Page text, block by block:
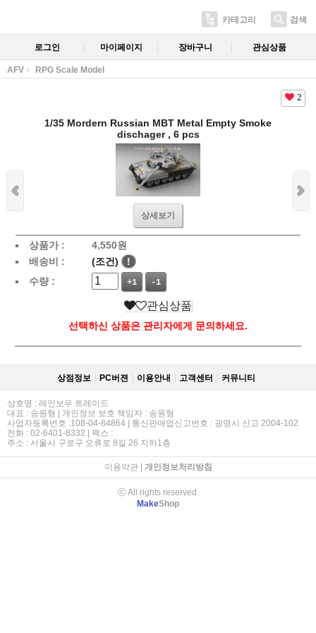
카테고리 검색
로그인 마이페이지 장바구니 관심상품
AFV RPG Scale Model
2
1/35 Mordern Russian MBT Metal Empty Smoke
dischager , 6 pcs
상세보기
상품가 : 4,550원
배송비 :
(조건)
!
수량 :
+1 -1
관심상품
선택하신 상품은 관리자에게 문의하세요.
상점정보 PC버젼 이용안내 고객센터 커뮤니티
상호명 : 레인보우 트레이드
대표 : 송원형 | 개인정보 보호 책임자 : 송원형
사업자등록번호 :108-04-84864 | 통신판매업신고번호 : 광명시 신고 2004-102
전화 : 02-6401-8332 | 팩스 :
주소 : 서울시 구로구 오류로 8길 26 지하1층
이용약관| 개인정보처리방침
ⓒ All rights reserved.
MakeShop